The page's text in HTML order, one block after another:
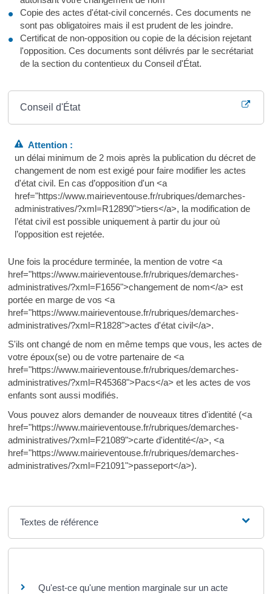
Copie des actes d'état-civil concernés. Ces documents ne
sont pas obligatoires mais il est prudent de les joindre.
Certificat de non-opposition ou copie de la décision rejetant
l'opposition. Ces documents sont délivrés par le secrétariat
de la section du contentieux du Conseil d'État.
Conseil d'État
Attention :
un délai minimum de 2 mois après la publication du décret de
changement de nom est exigé pour faire modifier les actes
d'état civil. En cas d’opposition d'un <a
href="https://www.mairieventouse.fr/rubriques/demarches-
administratives/?xml=R12890">tiers</a>, la modification de
l’état civil est possible uniquement à partir du jour où
l’opposition est rejetée.
Une fois la procédure terminée, la mention de votre <a
href="https://www.mairieventouse.fr/rubriques/demarches-
administratives/?xml=F1656">changement de nom</a> est
portée en marge de vos <a
href="https://www.mairieventouse.fr/rubriques/demarches-
administratives/?xml=R1828">actes d'état civil</a>.
S'ils ont changé de nom en même temps que vous, les actes de
votre époux(se) ou de votre partenaire de <a
href="https://www.mairieventouse.fr/rubriques/demarches-
administratives/?xml=R45368">Pacs</a> et les actes de vos
enfants sont aussi modifiés.
Vous pouvez alors demander de nouveaux titres d'identité (<a
href="https://www.mairieventouse.fr/rubriques/demarches-
administratives/?xml=F21089">carte d'identité</a>, <a
href="https://www.mairieventouse.fr/rubriques/demarches-
administratives/?xml=F21091">passeport</a>).
Textes de référence
Qu'est-ce qu'une mention marginale sur un acte